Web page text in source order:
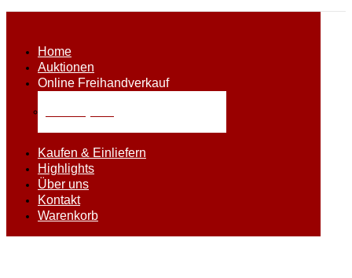
Home
Auktionen
Online Freihandverkauf
Kaufen & Einliefern
Highlights
Über uns
Kontakt
Warenkorb